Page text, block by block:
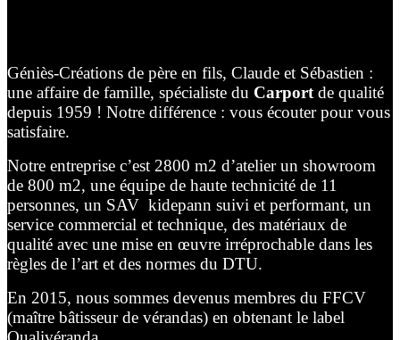
Géniès-Créations de père en fils, Claude et Sébastien :
une affaire de famille, spécialiste du Carportde qualité
depuis 1959 ! Notre différence : vous écouter pour vous
satisfaire.
Notre entreprise c’est 2800 m2 d’atelier un showroom
de 800 m2, une équipe de haute technicité de 11
personnes, un SAV kidepann suivi et performant, un
service commercial et technique, des matériaux de
qualité avec une mise en œuvre irréprochable dans les
règles de l’art et des normes du DTU.
En 2015, nous sommes devenus membres du FFCV
(maître bâtisseur de vérandas) en obtenant le label